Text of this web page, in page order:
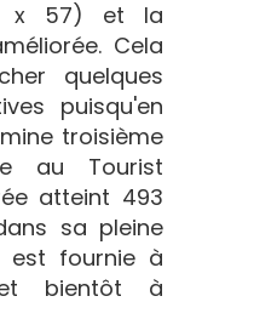
x 57) et la
Cela
quelques
puisqu'en
troisième
au Tourist
atteint 493
sa pleine
est fournie à
bientôt à